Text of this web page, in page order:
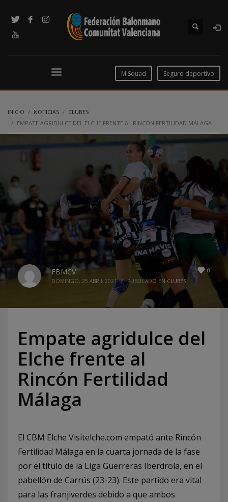
MiSquad Seguro deportivo
INICIO NOTICIAS
CLUBES
EMPATE AGRIDULCE DEL ELCHE FRENTE AL RINCÓN FERTILIDAD MÁLAGA
0
FBMCV
DOMINGO, 25 ABRIL 2021 / PUBLICADO EN CLUBES
Empate agridulce del
Elche frente al
Rincón Fertilidad
Málaga
El CBM Elche Visitelche.com empató ante Rincón
Fertilidad Málaga en la cuarta jornada de la fase
por el título de la Liga Guerreras Iberdrola, en el
pabellón ­de Carrús (23-23). Este partido era vital
para las franjiverdes debido a que ambos